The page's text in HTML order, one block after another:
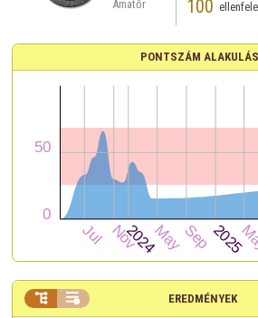
Amatőr
100
PONTSZÁM
EREDMÉNYEK
 